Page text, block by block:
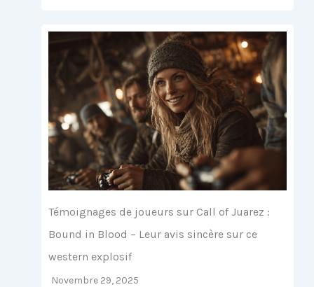
Témoignages de joueurs sur Call of Juarez :
Bound in Blood – Leur avis sincère sur ce
western explosif
Novembre 29, 2025